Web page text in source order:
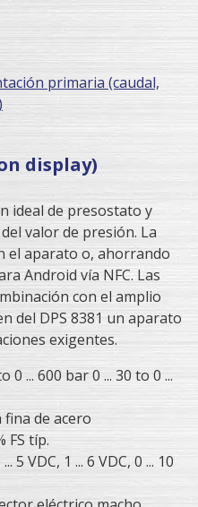
primaria (caudal,
display)
ideal de presostato y
valor de presión. La
el aparato o, ahorrando
Android vía NFC. Las
con el amplio
del DPS 8381 un aparato
exigentes.
0 ... 600 bar 0 ... 30 to 0 ...
fina de acero
FS típ.
5 VDC, 1 ... 6 VDC, 0 ... 10